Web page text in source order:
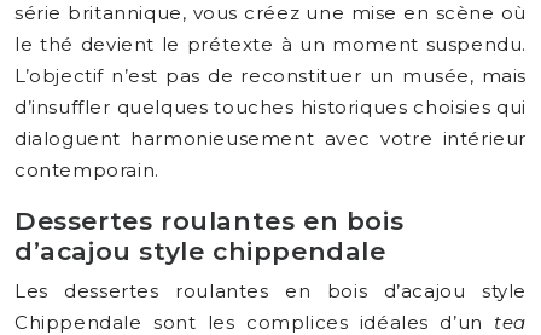
série britannique, vous créez une mise en scène où
le thé devient le prétexte à un moment suspendu.
L’objectif n’est pas de reconstituer un musée, mais
d’insuffler quelques touches historiques choisies qui
dialoguent harmonieusement avec votre intérieur
contemporain.
Dessertes roulantes en bois
d’acajou style chippendale
Les dessertes roulantes en bois d’acajou style
Chippendale sont les complices idéales d’un tea